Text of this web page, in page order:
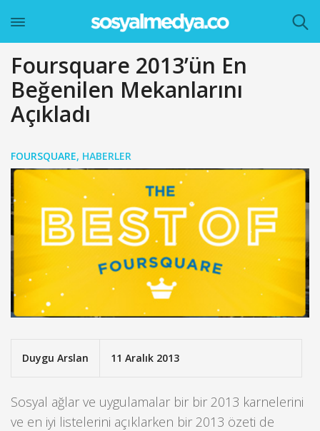
Foursquare 2013’ün En
Beğenilen Mekanlarını
Açıkladı
FOURSQUARE, HABERLER
Duygu Arslan 11 Aralık 2013
Sosyal ağlar ve uygulamalar bir bir 2013 karnelerini
ve en iyi listelerini açıklarken bir 2013 özeti de